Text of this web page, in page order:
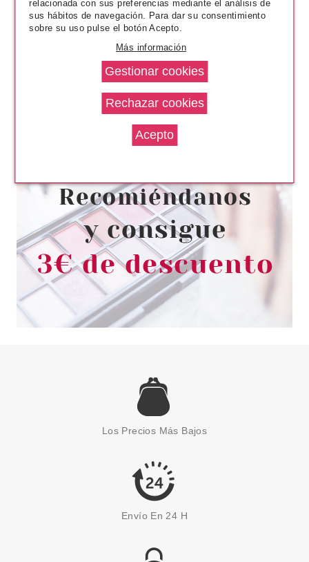
CAROLINA HERRERA 212
HEROES FOR HER EDP 80 ML
-50% 61.80€
CAROLINA HERRERA
CAROLINA HERRERA CH
WOMAN EDT 100 ML
68.84€
Los Precios Más Bajos
Envío En 24 H
relacionada con sus preferencias mediante el análisis de
sus hábitos de navegación. Para dar su consentimiento
sobre su uso pulse el botón Acepto.
Más información